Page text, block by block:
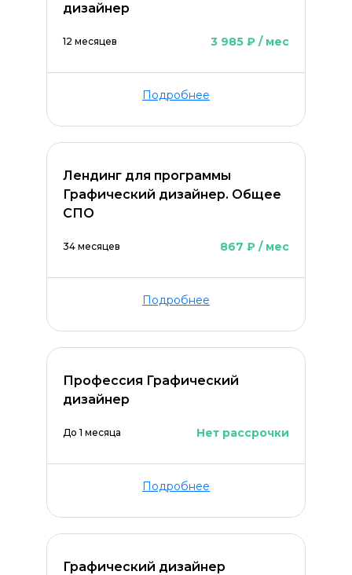
дизайнер
12 месяцев 3 985 ₽ / мес
Подробнее
Лендинг для программы
Графический дизайнер. Общее
СПО
34 месяцев 867 ₽ / мес
Подробнее
Профессия Графический
дизайнер
До 1 месяца Нет рассрочки
Подробнее
Графический дизайнер